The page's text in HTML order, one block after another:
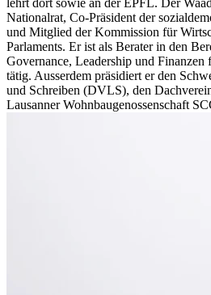
lehrt dort sowie an der EPFL. Der
Nationalrat, Co-Präsident der
und Mitglied der Kommission für
Parlaments. Er ist als Berater in den
Governance, Leadership und Finanzen
tätig. Ausserdem präsidiert er den
und Schreiben (DVLS), den
Lausanner Wohnbaugenossenschaft